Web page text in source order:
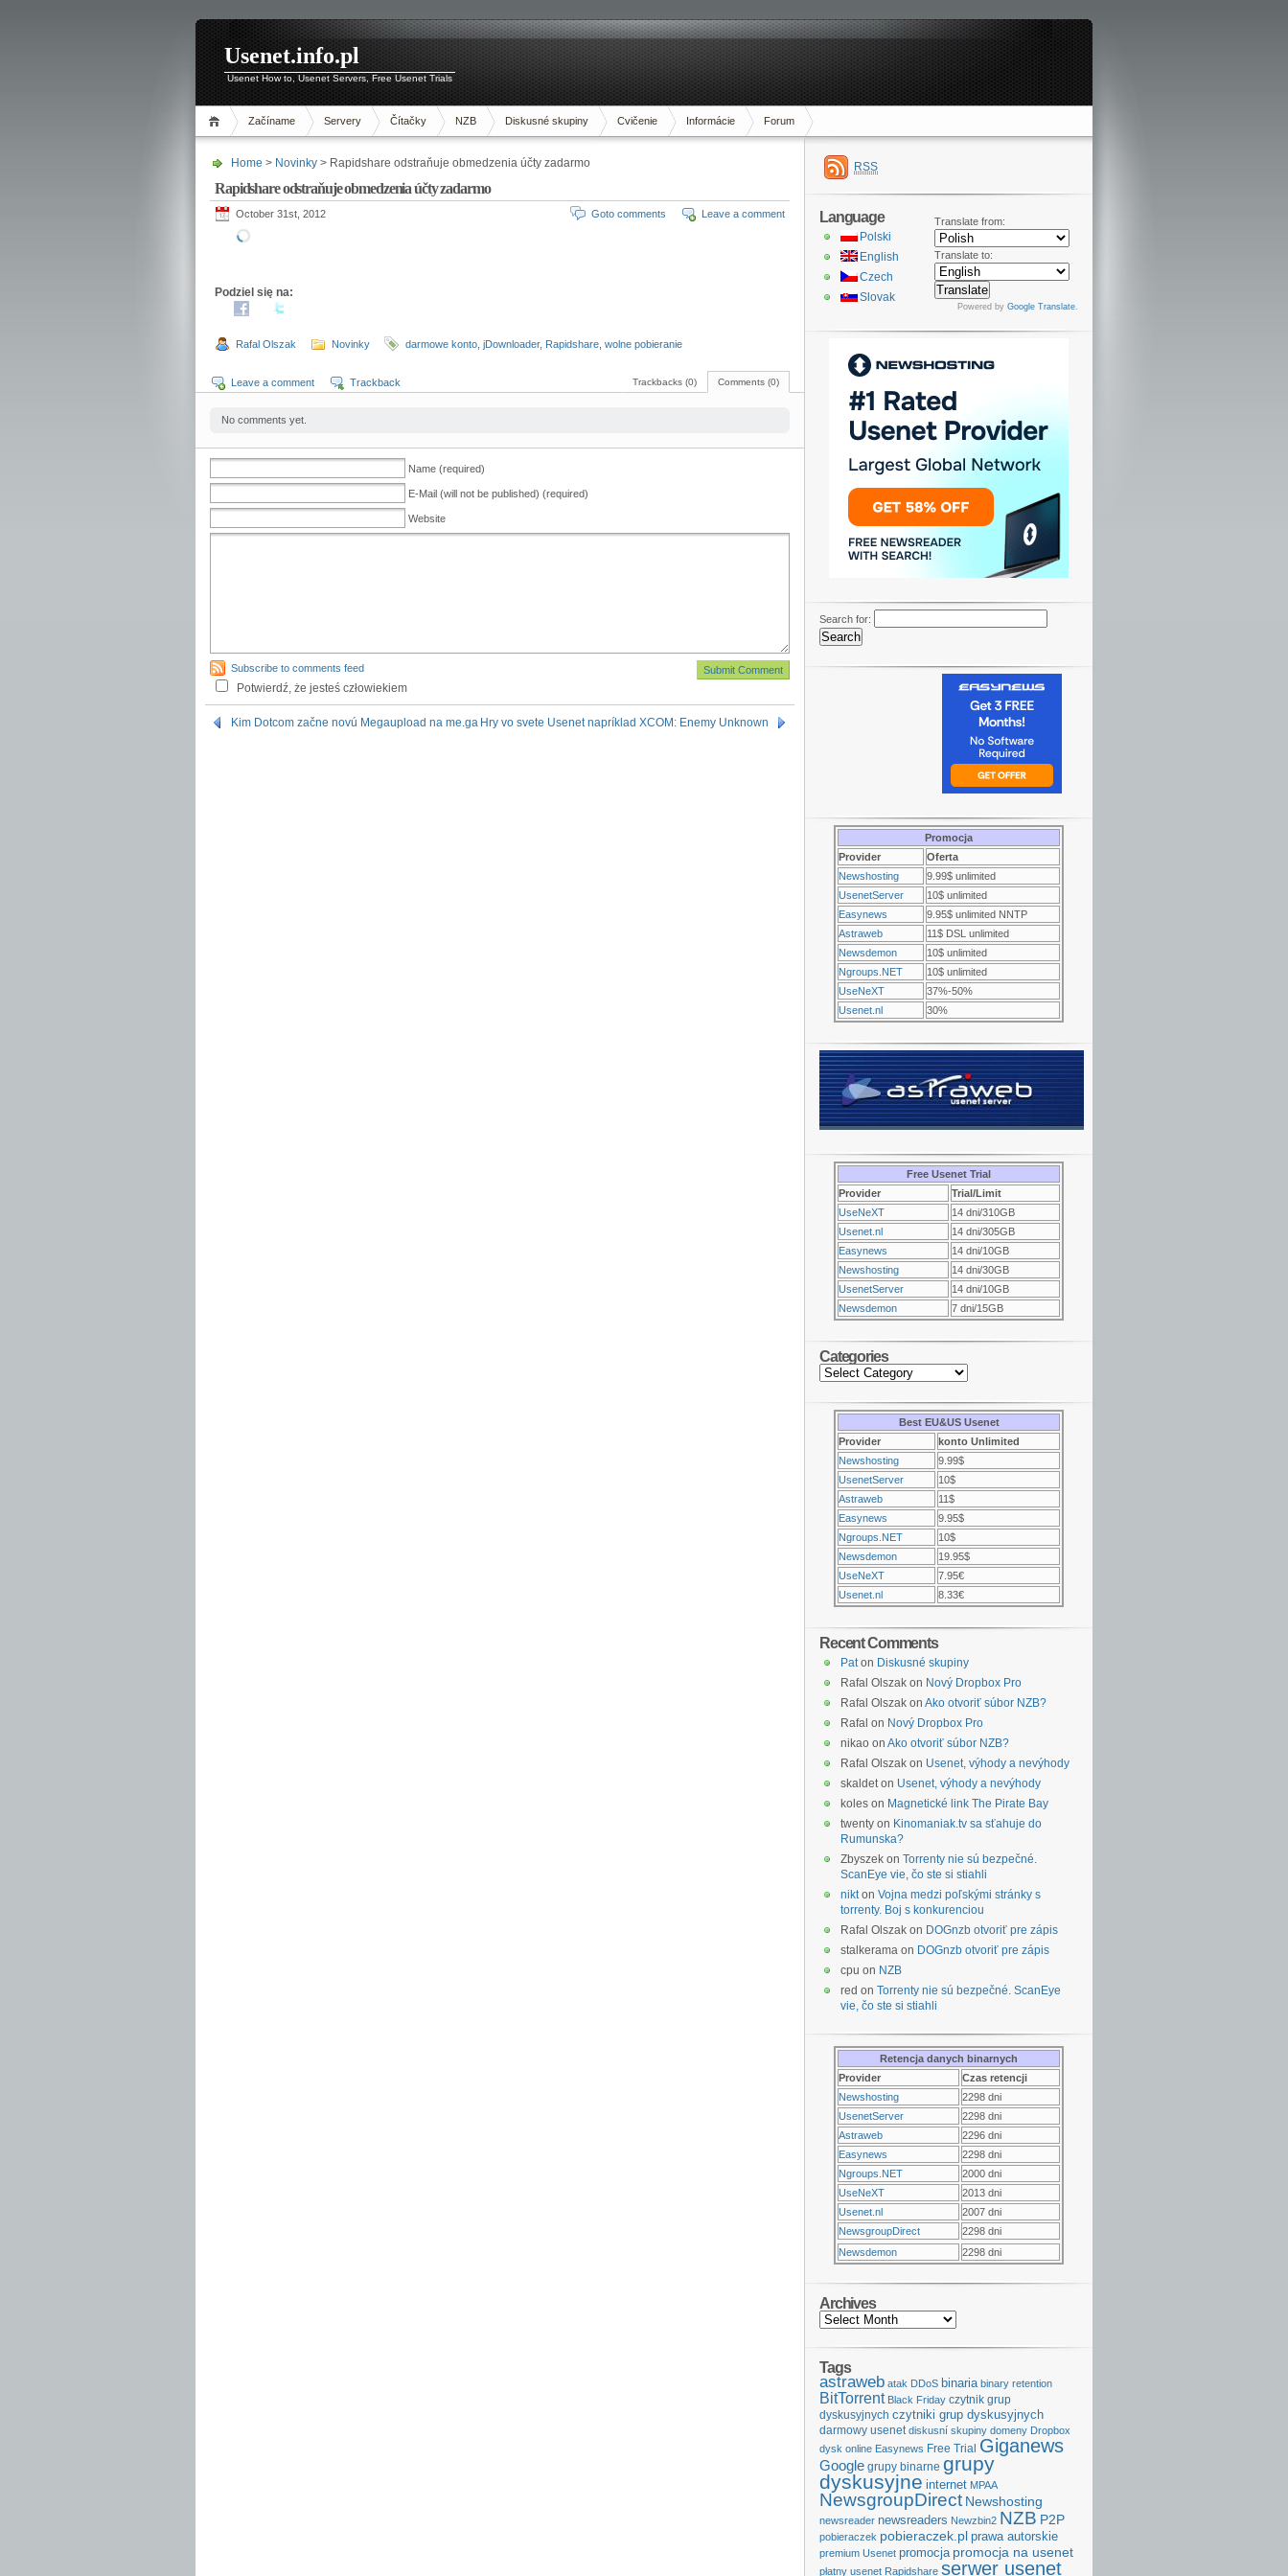
Usenet.info.pl
Usenet How to, Usenet Servers, Free Usenet Trials
Začíname Servery Čítačky NZB Diskusné skupiny Cvičenie Informácie Forum
Home > Novinky > Rapidshare odstraňuje obmedzenia účty zadarmo
Rapidshare odstraňuje obmedzenia účty zadarmo
October 31st, 2012 Goto comments Leave a comment
Podziel się na:
Rafal Olszak Novinky darmowe konto jDownloader, Rapidshare wolne pobieranie
Comments (0)
Trackbacks (0)
Leave a comment Trackback
No comments yet.
Name (required)
E-Mail (will not be published) (required)
Website
Subscribe to comments feed
Potwierdź, że jesteś człowiekiem
Kim Dotcom začne novú Megaupload na me.ga Hry vo svete Usenet napríklad XCOM: Enemy Unknown
RSS
Translate from:
Translate to:
Powered by Google Translate.
Language
Polski
English
Czech
Slovak
Search for:
Promocja
Provider
Oferta
Newshosting
9.99$ unlimited
UsenetServer
10$ unlimited
Easynews
9.95$ unlimited NNTP
Astraweb
11$ DSL unlimited
Newsdemon
10$ unlimited
Ngroups.NET
10$ unlimited
UseNeXT
37%-50%
Usenet.nl
30%
Free Usenet Trial
Provider
Trial/Limit
UseNeXT
14 dni/310GB
Usenet.nl
14 dni/305GB
Easynews
14 dni/10GB
Newshosting
14 dni/30GB
UsenetServer
14 dni/10GB
Newsdemon
7 dni/15GB
Categories
Best EU&US Usenet
Provider
konto Unlimited
Newshosting
9.99$
UsenetServer
10$
Astraweb
11$
Easynews
9.95$
Ngroups.NET
10$
Newsdemon
19.95$
UseNeXT
7.95€
Usenet.nl
8.33€
Recent Comments
Paton Diskusné skupiny
Rafal Olszak on Nový Dropbox Pro
Rafal Olszak on Ako otvoriť súbor NZB?
Rafal on Nový Dropbox Pro
nikao on Ako otvoriť súbor NZB?
Rafal Olszak on Usenet, výhody a nevýhody
skaldet on Usenet, výhody a nevýhody
koles on Magnetické link The Pirate Bay
twenty on Kinomaniak.tv sa sťahuje do
Rumunska?
Zbyszek on Torrenty nie sú bezpečné.
ScanEye vie, čo ste si stiahli
nikton Vojna medzi poľskými stránky s
torrenty. Boj s konkurenciou
Rafal Olszak on DOGnzb otvoriť pre zápis
stalkerama on DOGnzb otvoriť pre zápis
cpu on NZB
red on Torrenty nie sú bezpečné. ScanEye
vie, čo ste si stiahli
Retencja danych binarnych
Provider
Czas retencji
Newshosting
2298 dni
UsenetServer
2298 dni
Astraweb
2296 dni
Easynews
2298 dni
Ngroups.NET
2000 dni
UseNeXT
2013 dni
Usenet.nl
2007 dni
NewsgroupDirect
2298 dni
Newsdemon
2298 dni
Archives
Tags
astraweb atak DDoS binaria binary retention
BitTorrent Black Friday czytnik grup
dyskusyjnych czytniki grup dyskusyjnych
darmowy usenet diskusní skupiny domeny Dropbox
dysk online Easynews Free Trial Giganews
Google grupy binarne grupy
dyskusyjne internet MPAA
NewsgroupDirect Newshosting
newsreader newsreaders Newzbin2 NZB P2P
pobieraczek pobieraczek.pl prawa autorskie
premium Usenet promocja promocja na usenet
płatny usenet Rapidshare serwer usenet